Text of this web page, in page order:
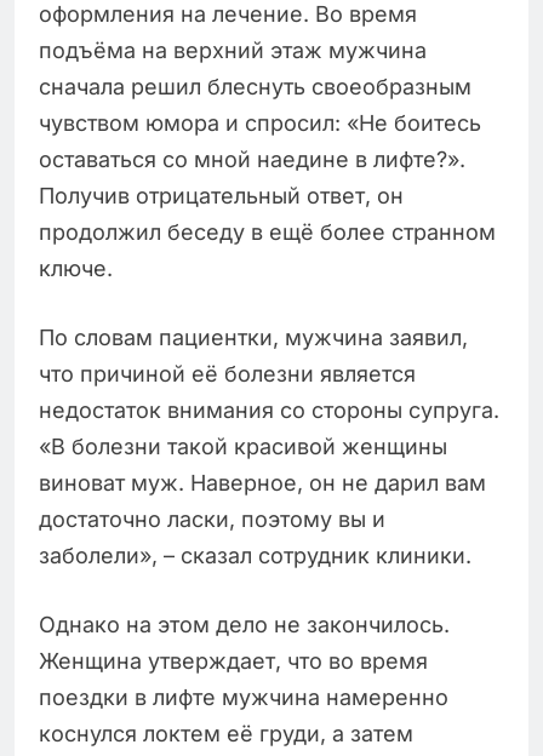
оформления на лечение. Во время
подъёма на верхний этаж мужчина
сначала решил блеснуть своеобразным
чувством юмора и спросил: «Не боитесь
оставаться со мной наедине в лифте?».
Получив отрицательный ответ, он
продолжил беседу в ещё более странном
ключе.
По словам пациентки, мужчина заявил,
что причиной её болезни является
недостаток внимания со стороны супруга.
«В болезни такой красивой женщины
виноват муж. Наверное, он не дарил вам
достаточно ласки, поэтому вы и
заболели», – сказал сотрудник клиники.
Однако на этом дело не закончилось.
Женщина утверждает, что во время
поездки в лифте мужчина намеренно
коснулся локтем её груди, а затем